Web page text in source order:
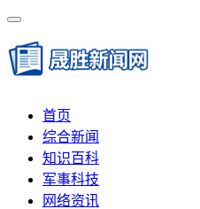
首页
综合新闻
知识百科
军事科技
网络资讯